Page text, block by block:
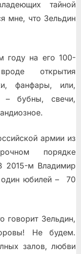
тайной
мне, что Зельдин
году на его 100-
открытия
фанфары, или,
– бубны, свечи,
армии из
порядке
2015-м Владимир
один юбилей – 70
говорит Зельдин,
Не будем.
залов, любви